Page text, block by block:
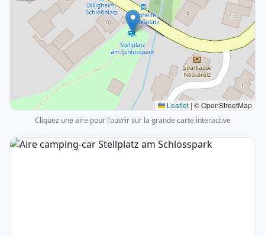
Leaflet | © OpenStreetMap
Cliquez une aire pour l'ouvrir sur la grande carte interactive